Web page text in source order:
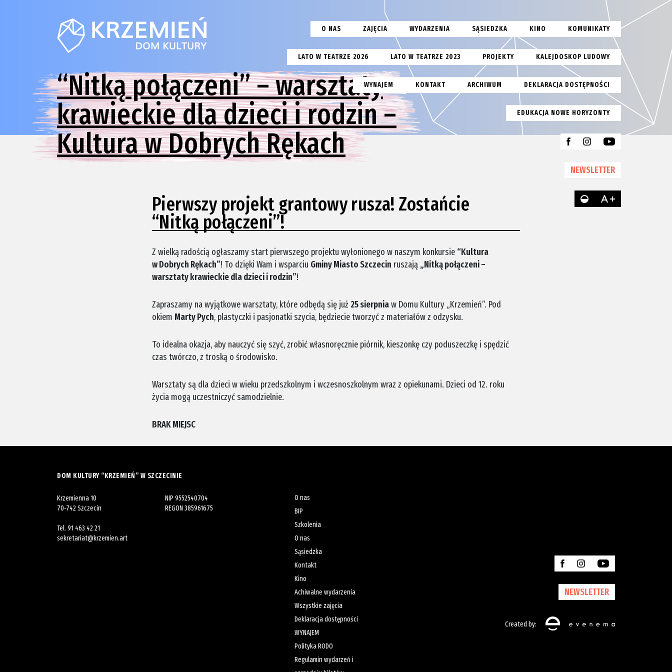
O NAS ZAJĘCIA WYDARZENIA SĄSIEDZKA KINO KOMUNIKATY
LATO W TEATRZE 2026 LATO W TEATRZE 2023 PROJEKTY KALEJDOSKOP LUDOWY
WYNAJEM KONTAKT ARCHIWUM DEKLARACJA DOSTĘPNOŚCI
EDUKACJA NOWE HORYZONTY
NEWSLETTER
“Nitką połączeni” – warsztaty
krawieckie dla dzieci i rodzin –
Kultura w Dobrych Rękach
Pierwszy projekt grantowy rusza! Zostańcie
“Nitką połączeni”!
Z wielką radością ogłaszamy start pierwszego projektu wyłonionego w naszym konkursie “Kultura
w Dobrych Rękach”! To dzięki Wam i wsparciu Gminy Miasto Szczecin ruszają „Nitką połączeni –
warsztaty krawieckie dla dzieci i rodzin”!
Zapraszamy na wyjątkowe warsztaty, które odbędą się już 25 sierpniaw Domu Kultury „Krzemień”. Pod
okiem Marty Pych, plastyczki i pasjonatki szycia, będziecie tworzyć z materiałów z odzysku.
To idealna okazja, aby nauczyć się szyć, zrobić własnoręcznie piórnik, kieszonkę czy poduszeczkę i spędzić
czas twórczo, z troską o środowisko.
Warsztaty są dla dzieci w wieku przedszkolnym i wczesnoszkolnym wraz z opiekunami. Dzieci od 12. roku
życia mogą uczestniczyć samodzielnie.
BRAK MIEJSC
DOM KULTURY “KRZEMIEŃ” W SZCZECINIE
Krzemienna 10
70-742 Szczecin
Tel. 91 463 42 21
sekretariat@krzemien.art
NIP 9552540704
REGON 385961675
O nas
BIP
Szkolenia
O nas
Sąsiedzka
Kontakt
Kino
Achiwalne wydarzenia
Wszystkie zajęcia
Deklaracja dostępności
WYNAJEM
Polityka RODO
Regulamin wydarzeń i
NEWSLETTER
Created by: